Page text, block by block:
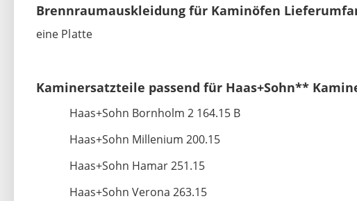
Brennraumauskleidung für Kaminöfen
eine Platte
Kaminersatzteile passend für Haas+Sohn**
Haas+Sohn Bornholm 2 164.15 B
Haas+Sohn Millenium 200.15
Haas+Sohn Hamar 251.15
Haas+Sohn Verona 263.15